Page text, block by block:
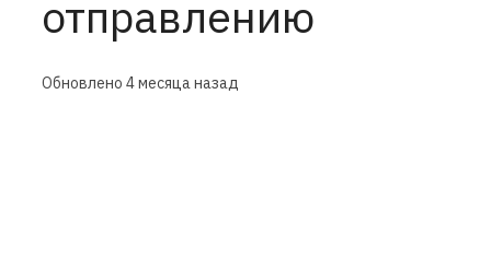
отправлению
Обновлено 4 месяца назад